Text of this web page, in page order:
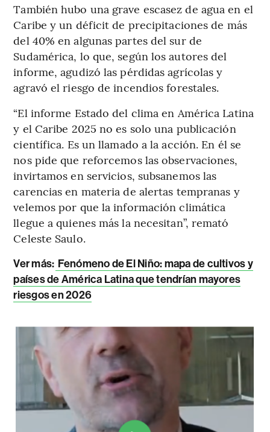
También hubo una grave escasez de agua en el
Caribe y un déficit de precipitaciones de más
del 40% en algunas partes del sur de
Sudamérica, lo que, según los autores del
informe, agudizó las pérdidas agrícolas y
agravó el riesgo de incendios forestales.
“El informe Estado del clima en América Latina
y el Caribe 2025 no es solo una publicación
científica. Es un llamado a la acción. En él se
nos pide que reforcemos las observaciones,
invirtamos en servicios, subsanemos las
carencias en materia de alertas tempranas y
velemos por que la información climática
llegue a quienes más la necesitan”, remató
Celeste Saulo.
Ver más: Fenómeno de El Niño: mapa de cultivos y
países de América Latina que tendrían mayores
riesgos en 2026